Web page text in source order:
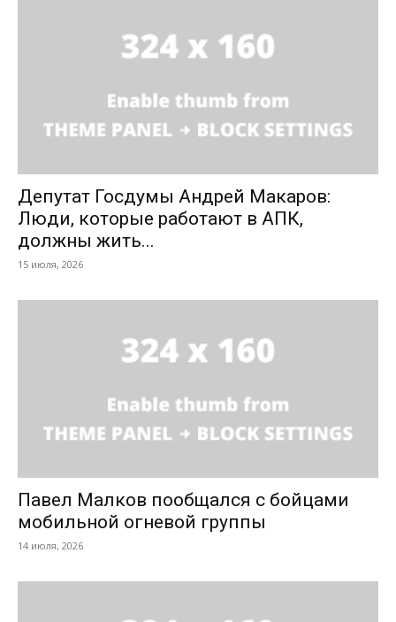
Депутат Госдумы Андрей Макаров:
Люди, которые работают в АПК,
должны жить...
15 июля, 2026
Павел Малков пообщался с бойцами
мобильной огневой группы
14 июля, 2026